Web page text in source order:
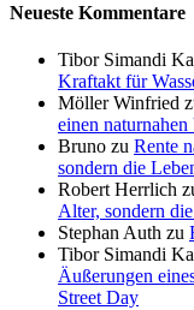
Neueste Kommentare
Tibor Simandi
Kraftakt für
Möller Winfried
einen
Bruno zu Rente
sondern die
Robert Herrlich
Alter, sondern
Stephan Auth zu
Tibor Simandi
Äußerungen
Street Day